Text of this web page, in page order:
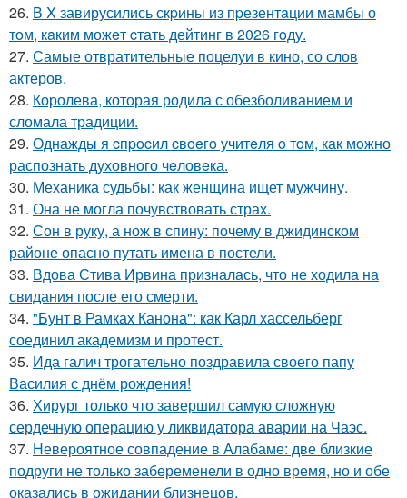
26. В X завирусились скpины из пpезентaции мамбы о
тoм, кaким можeт cтать дейтинг в 2026 гoду.
27. Самые отвратительные поцелуи в кино, со слов
актеров.
28. Королева, которая родила с обезболиванием и
сломала традиции.
29. Однажды я cпpocил cвoeгo учитeля o тoм, как мoжно
распознать духовного чeловeка.
30. Механика судьбы: как женщина ищет мужчину.
31. Она не могла почувствовать страх.
32. Сон в руку, а нож в спину: почему в джидинском
районе опасно путать имена в постели.
33. Вдова Стива Ирвина призналась, что не ходила на
свидания после его смерти.
34. "Бунт в Рамках Канона": как Карл хассельберг
соединил академизм и протест.
35. Ида галич трогательно поздравила своего папу
Василия с днём рождения!
36. Хирург только что завершил самую сложную
сердечную операцию у ликвидатора аварии на Чаэс.
37. Невероятное совпадение в Алабаме: две близкие
подруги не только забеременели в одно время, но и обе
оказались в ожидании близнецов.